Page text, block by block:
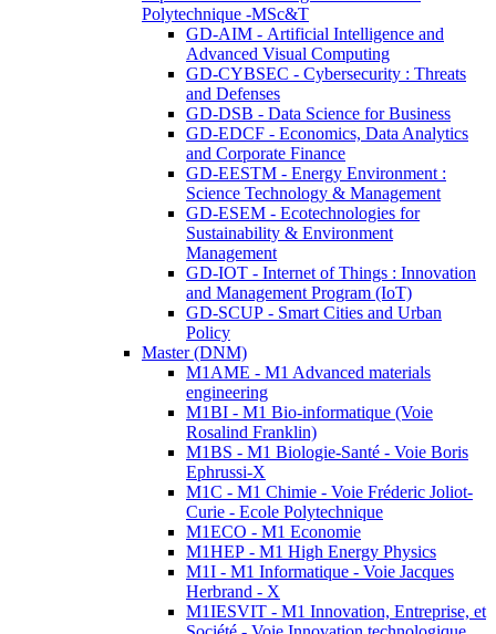
Polytechnique -MSc&T
GD-AIM - Artificial Intelligence and
Advanced Visual Computing
GD-CYBSEC - Cybersecurity : Threats
and Defenses
GD-DSB - Data Science for Business
GD-EDCF - Economics, Data Analytics
and Corporate Finance
GD-EESTM - Energy Environment :
Science Technology & Management
GD-ESEM - Ecotechnologies for
Sustainability & Environment
Management
GD-IOT - Internet of Things : Innovation
and Management Program (IoT)
GD-SCUP - Smart Cities and Urban
Policy
Master (DNM)
M1AME - M1 Advanced materials
engineering
M1BI - M1 Bio-informatique (Voie
Rosalind Franklin)
M1BS - M1 Biologie-Santé - Voie Boris
Ephrussi-X
M1C - M1 Chimie - Voie Fréderic Joliot-
Curie - Ecole Polytechnique
M1ECO - M1 Economie
M1HEP - M1 High Energy Physics
M1I - M1 Informatique - Voie Jacques
Herbrand - X
M1IESVIT - M1 Innovation, Entreprise, et